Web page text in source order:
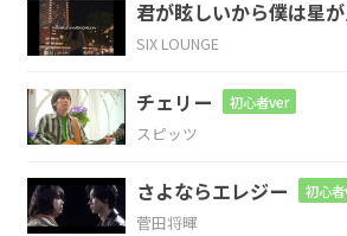
何 かに 取り
ように
G A#m
Bm Em Am D
君が眩しいから僕は星
SIX LOUNGE
チェリー 初心者ver
スピッツ
さよならエレジー 初心
菅田将暉